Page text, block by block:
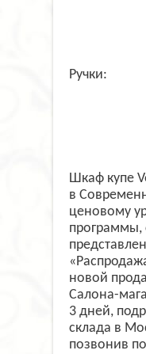
Ручки:
Шкаф купе
в
ценовому
программы,
новой
Салона-
3 дней,
склада в
позвонив